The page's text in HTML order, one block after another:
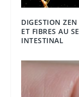
DIGESTION
ET FIBRES AU
INTESTINAL